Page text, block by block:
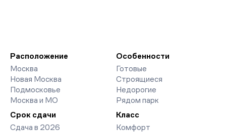
Расположение
Москва
Новая Москва
Подмосковье
Москва и МО
Особенности
Готовые
Строящиеся
Недорогие
Рядом парк
Срок сдачи
Сдача в 2026
Класс
Комфорт